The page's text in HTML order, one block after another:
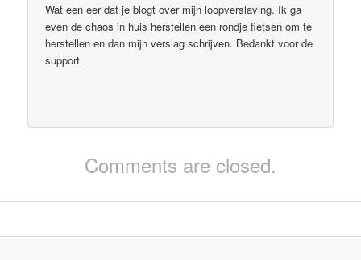
Wat een eer dat je blogt over mijn loopverslaving. Ik ga
even de chaos in huis herstellen een rondje fietsen om te
herstellen en dan mijn verslag schrijven. Bedankt voor de
support
Comments are closed.